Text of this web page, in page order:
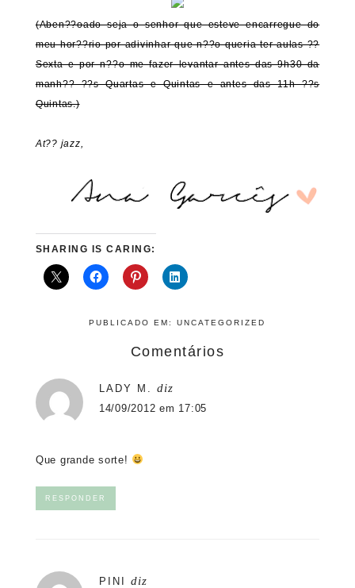
(Aben??oado seja o senhor que esteve encarregue do
meu hor??rio por adivinhar que n??o queria ter aulas ??
Sexta e por n??o me fazer levantar antes das 9h30 da
manh?? ??s Quartas e Quintas e antes das 11h ??s
Quintas.)
At?? jazz,
SHARING IS CARING:
PUBLICADO EM:UNCATEGORIZED
Comentários
LADY M. diz
14/09/2012 em 17:05
Que grande sorte!
RESPONDER
PINI diz